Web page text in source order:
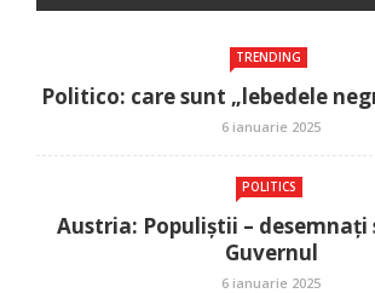
TRENDING
Politico: care sunt „lebedele
6 ianuarie 2025
POLITICS
Austria: Populiștii – desemnați
Guvernul
6 ianuarie 2025